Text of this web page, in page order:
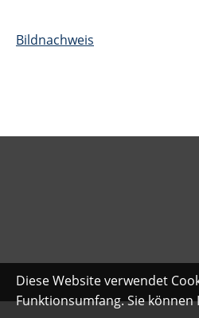
Bildnachweis
Diese Website verwendet
Funktionsumfang. Sie